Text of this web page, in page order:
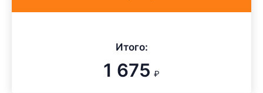
Итого:
1 675 ₽